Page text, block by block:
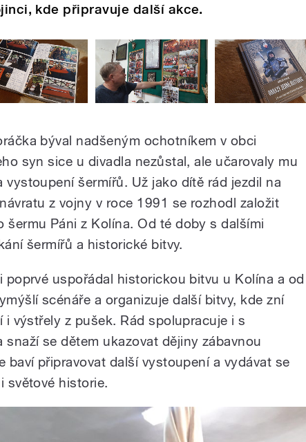
kde připravuje další akce.
býval nadšeným ochotníkem v obci
syn sice u divadla nezůstal, ale učarovaly mu
šermířů. Už jako dítě rád jezdil na
z vojny v roce 1991 se rozhodl založit
šermu Páni z Kolína. Od té doby s dalšími
šermířů a historické bitvy.
poprvé uspořádal historickou bitvu u Kolína a od
scénáře a organizuje další bitvy, kde zní
i výstřely z pušek. Rád spolupracuje i s
snaží se dětem ukazovat dějiny zábavnou
baví připravovat další vystoupení a vydávat se
světové historie.